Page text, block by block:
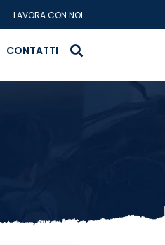
LAVORA CON NOI
CONTATTI